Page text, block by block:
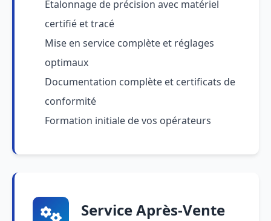
Étalonnage de précision avec matériel
certifié et tracé
Mise en service complète et réglages
optimaux
Documentation complète et certificats de
conformité
Formation initiale de vos opérateurs
Service Après-Vente